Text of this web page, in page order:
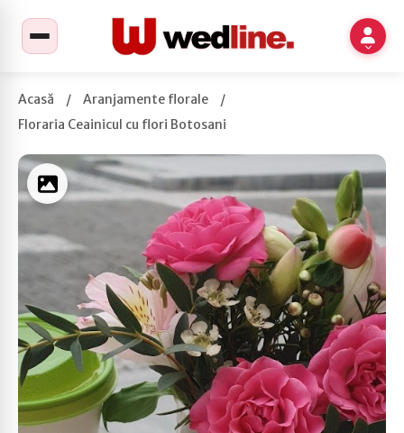
Acasă / Aranjamente florale
/
Floraria Ceainicul cu flori Botosani